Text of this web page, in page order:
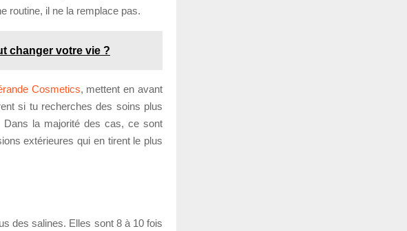
routine, il ne la remplace pas.
changer votre vie ?
Cosmetics, mettent en avant
si tu recherches des soins plus
Dans la majorité des cas, ce sont
extérieures qui en tirent le plus
des salines. Elles sont 8 à 10 fois